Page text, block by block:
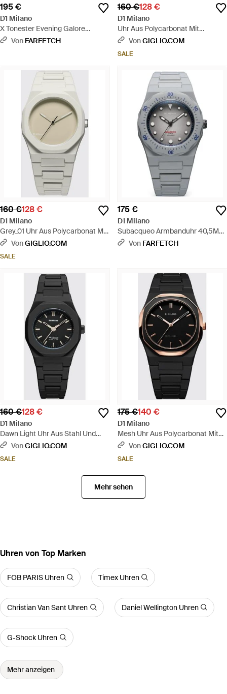
195 €
D1 Milano
X Tonester Evening Galore
Armbanduhr 40,5Mm - Schwarz
Von FARFETCH
160 €128 €
D1 Milano
Uhr Aus Polycarbonat Mit
Stahlgehäuse Und Entspiegeltem
VonGIGLIO.COM
SALE
160 €128 €
D1 Milano
Grey_01 Uhr Aus Polycarbonat Mit
Quarzwerk - Mettallic
VonGIGLIO.COM
SALE
175 €
D1 Milano
Subacqueo Armbanduhr 40,5Mm
- Grau
Von FARFETCH
160 €128 €
D1 Milano
Dawn Light Uhr Aus Stahl Und
Polycarbonat Mit Quarzwerk -
VonGIGLIO.COM
SALE
175 €140 €
D1 Milano
Mesh Uhr Aus Polycarbonat Mit
Roségold-Finish - Schwarz
VonGIGLIO.COM
SALE
Mehr sehen
Uhren von Top Marken
FOB PARIS Uhren Timex Uhren
Christian Van Sant Uhren Daniel Wellington Uhren
G-Shock Uhren
Mehr anzeigen